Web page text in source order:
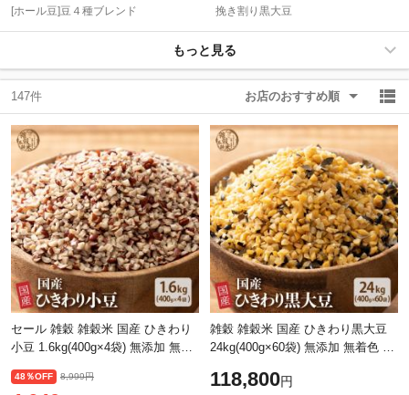
[ホール豆]豆４種ブレンド
挽き割り黒大豆
もっと見る
147件 お店のおすすめ順
セール 雑穀 雑穀米 国産 ひきわり
小豆 1.6kg(400g×4袋) 無添加 無着
タンパク質
48％OFF 8,999円
雑穀 雑穀米 国産 ひきわり黒大豆
24kg(400g×60袋) 無添加 無着色 ダ
ク質
118,800円